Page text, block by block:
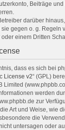
Beiträge
darüber
gegen o. g. Regeln
einem Dritten
dass es sich bei
License v2“ (GPL)
Limited
werden
zur
Art und Weise, wie
die
untersagen oder